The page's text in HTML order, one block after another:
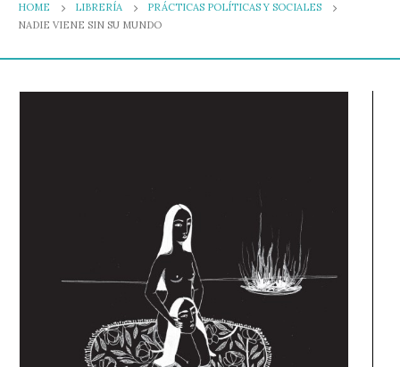
HOME LIBRERÍA
PRÁCTICAS POLÍTICAS Y SOCIALES
NADIE VIENE SIN SU MUNDO